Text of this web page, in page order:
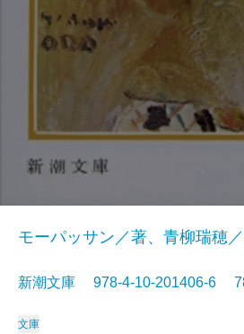
モーパッサン／著、青柳瑞穂
新潮文庫 978-4-10-201406-6
文庫